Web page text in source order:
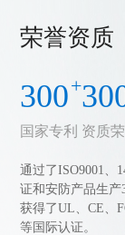
荣誉资质
300+
国家专利 资质
通过了ISO9001、
证和安防产品生产
获得了UL、CE、
等国际认证。